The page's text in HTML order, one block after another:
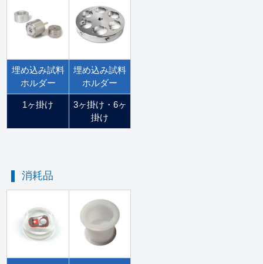
埋め込み試料
ホルダー
埋め込み試料
ホルダー
1ヶ掛け
3ヶ掛け・6ヶ
掛け
消耗品